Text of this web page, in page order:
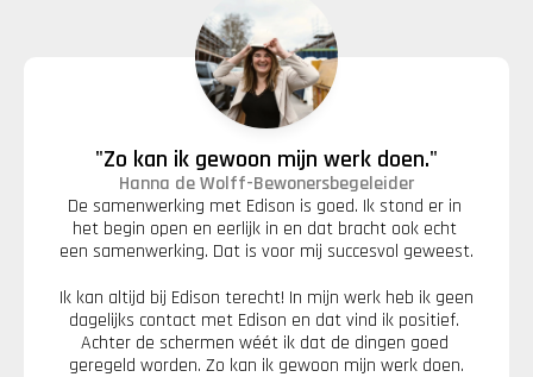
"Zo kan ik gewoon mijn werk doen."
Hanna de Wolff-Bewonersbegeleider
De samenwerking met Edison is goed. Ik stond er in
het begin open en eerlijk in en dat bracht ook echt
een samenwerking. Dat is voor mij succesvol geweest.
Ik kan altijd bij Edison terecht! In mijn werk heb ik geen
dagelijks contact met Edison en dat vind ik positief.
Achter de schermen wéét ik dat de dingen goed
geregeld worden. Zo kan ik gewoon mijn werk doen.